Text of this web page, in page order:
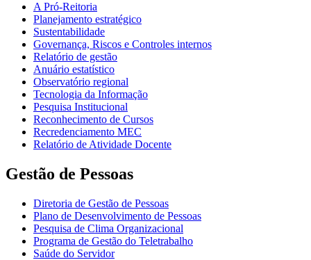
A Pró-Reitoria
Planejamento estratégico
Sustentabilidade
Governança, Riscos e Controles internos
Relatório de gestão
Anuário estatístico
Observatório regional
Tecnologia da Informação
Pesquisa Institucional
Reconhecimento de Cursos
Recredenciamento MEC
Relatório de Atividade Docente
Gestão de Pessoas
Diretoria de Gestão de Pessoas
Plano de Desenvolvimento de Pessoas
Pesquisa de Clima Organizacional
Programa de Gestão do Teletrabalho
Saúde do Servidor